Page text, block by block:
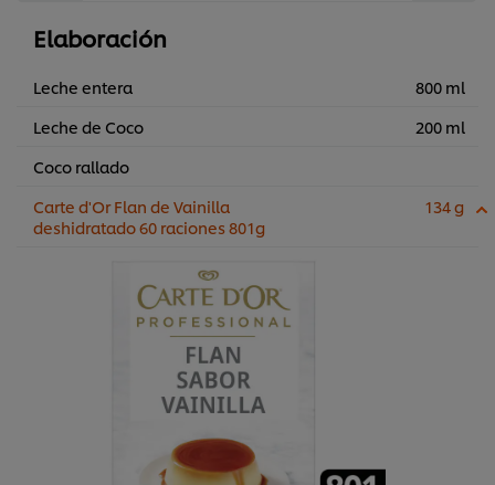
Elaboración
Leche entera
800 ml
Leche de Coco
200 ml
Coco rallado
Carte d'Or Flan de Vainilla
deshidratado 60 raciones 801g
134 g